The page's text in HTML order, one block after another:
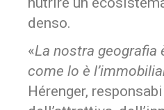
denso.
«La nostra geografia
come lo è
Hérenger,